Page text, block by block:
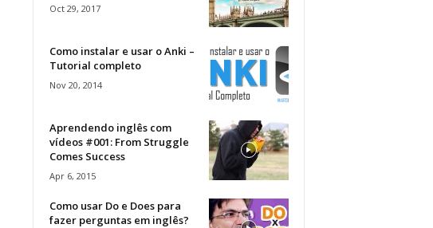
Oct 29, 2017
Como instalar e usar o Anki –
Tutorial completo
Nov 20, 2014
Aprendendo inglês com
vídeos #001: From Struggle
Comes Success
Apr 6, 2015
Como usar Do e Does para
fazer perguntas em inglês?